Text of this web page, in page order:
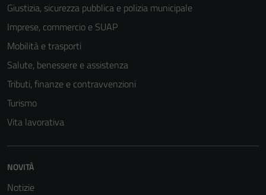
Giustizia, sicurezza pubblica e polizia municipale
Imprese, commercio e SUAP
Mobilità e trasporti
Salute, benessere e assistenza
Tributi, finanze e contravvenzioni
Turismo
Vita lavorativa
NOVITÀ
Notizie
del sito e non